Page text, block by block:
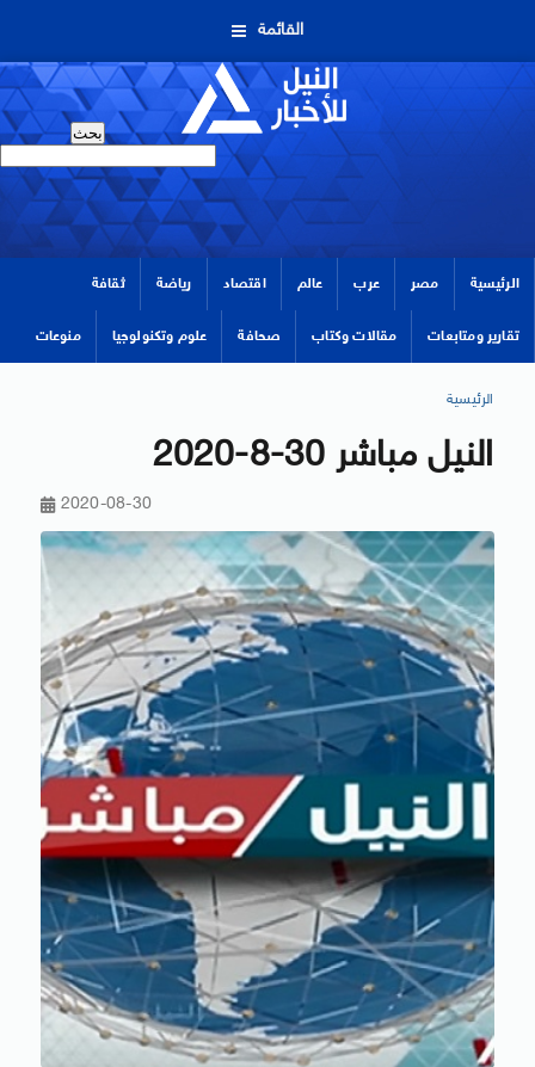
القائمة
الرئيسية مصر عرب عالم اقتصاد رياضة ثقافة
تقارير ومتابعات مقالات وكتاب صحافة علوم وتكنولوجيا منوعات
الرئيسية
النيل مباشر 30-8-2020
2020-08-30